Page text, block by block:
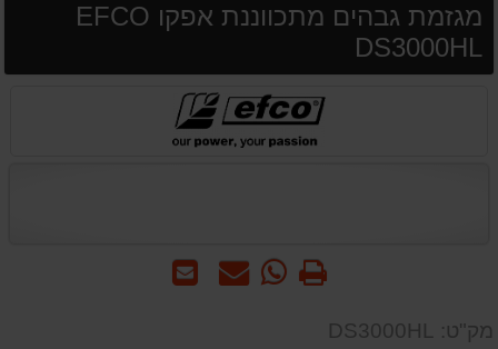
מגזמת גבהים מתכווננת אפקו EFCO
DS3000HL
שלח
שאל WhatsApp
מק"ט: DS3000HL